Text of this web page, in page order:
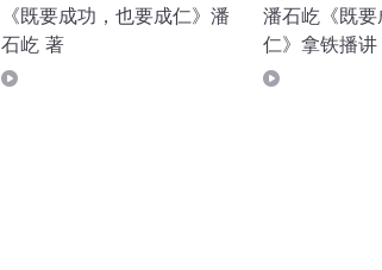
《既要成功，也要成仁》潘
石屹 著
潘石屹《既
仁》拿铁播讲